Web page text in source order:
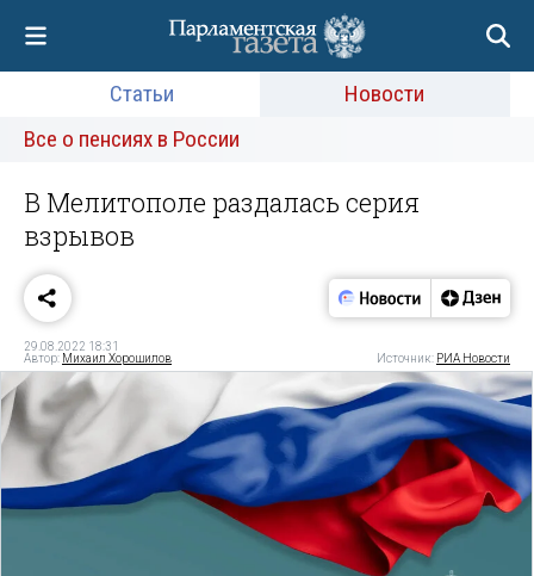
Статьи
Новости
Все о пенсиях в России
В Мелитополе раздалась серия
взрывов
29.08.2022 18:31
Автор: Михаил Хорошилов Источник: РИА Новости